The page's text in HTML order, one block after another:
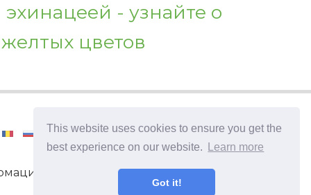
This website uses cookies to ensure you get the
best experience on our website.
Learn more
Got it!
- узнайте о
цветов
и советы по уходу за